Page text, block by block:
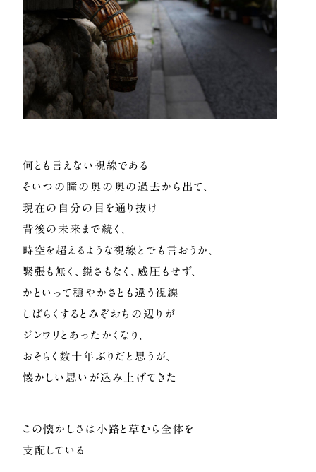
何とも言えない視線である
そいつの瞳の奥の奥の過去から出て、
現在の自分の目を通り抜け
背後の未来まで続く、
時空を超えるような視線とでも言おうか、
緊張も無く、鋭さもなく、威圧もせず、
かといって穏やかさとも違う視線
しばらくするとみぞおちの辺りが
ジンワリとあったかくなり、
おそらく数十年ぶりだと思うが、
懐かしい思いが込み上げてきた
この懐かしさは小路と草むら全体を
支配している